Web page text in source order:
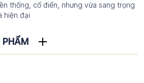
thống, cổ điển, nhưng vừa sang trọng
hiện đại
PHẨM